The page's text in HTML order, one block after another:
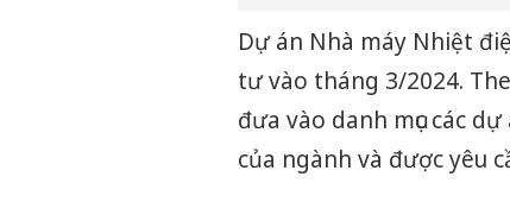
Dự án Nhà máy Nhiệt
tư vào tháng 3/2024.
đưa vào danh mục các
của ngành và được yêu